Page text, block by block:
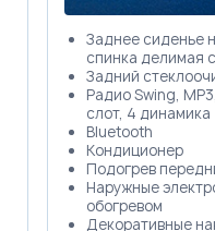
Заднее сиденье
спинка делимая
Задний
Радио Swing,
слот, 4 динамика
Bluetooth
Кондиционер
Подогрев
Наружные
обогревом
Декоративные